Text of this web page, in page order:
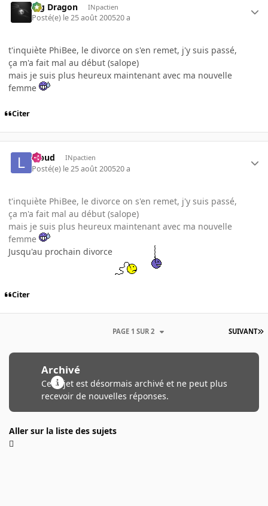
Big Dragon INpactien
Posté(e) le 25 août 200520 a
t'inquiète PhiBee, le divorce on s'en remet, j'y suis passé,
ça m'a fait mal au début (salope)
mais je suis plus heureux maintenant avec ma nouvelle
femme
Citer
lebud INpactien
Posté(e) le 25 août 200520 a
t'inquiète PhiBee, le divorce on s'en remet, j'y suis passé,
ça m'a fait mal au début (salope)
mais je suis plus heureux maintenant avec ma nouvelle
femme
Jusqu'au prochain divorce
Citer
SUIVANT
PAGE 1 SUR 2
Archivé
Ce sujet est désormais archivé et ne peut plus
recevoir de nouvelles réponses.
Aller sur la liste des sujets